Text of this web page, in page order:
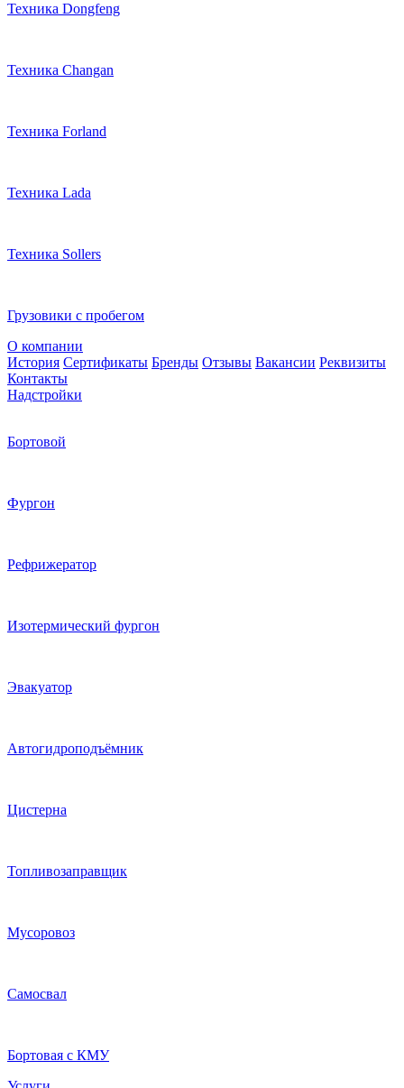
Техника Dongfeng
Техника Changan
Техника Forland
Техника Lada
Техника Sollers
Грузовики с пробегом
О компании
История Сертификаты Бренды Отзывы Вакансии Реквизиты
Контакты
Надстройки
Бортовой
Фургон
Рефрижератор
Изотермический фургон
Эвакуатор
Автогидроподъёмник
Цистерна
Топливозаправщик
Мусоровоз
Самосвал
Бортовая с КМУ